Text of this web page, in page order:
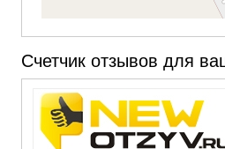
Счетчик отзывов для